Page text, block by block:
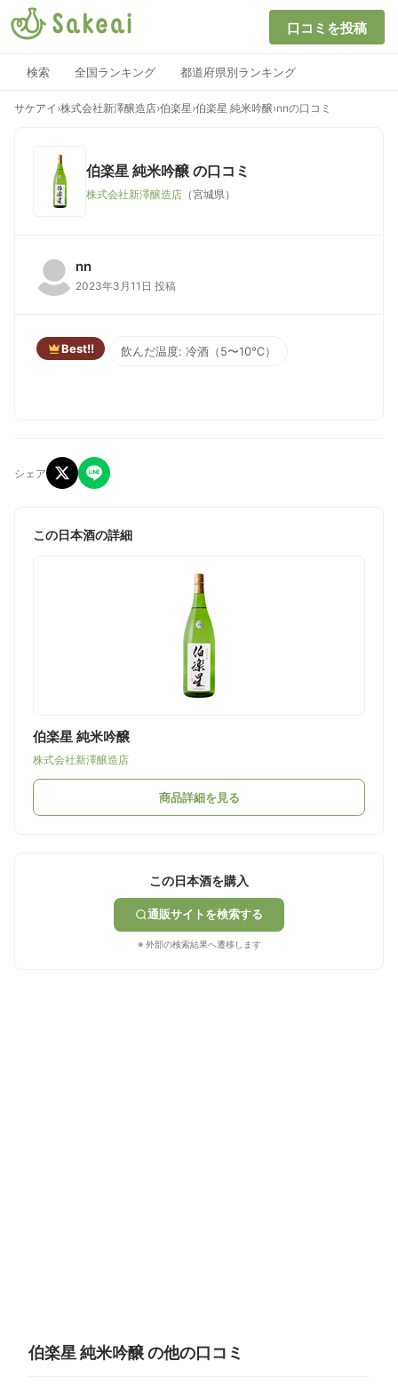
口コミを投稿
検索 全国ランキング 都道府県別ランキング
サケアイ ›株式会社新澤醸造店›伯楽星›伯楽星 純米吟醸›nnの口コミ
伯楽星 純米吟醸 の口コミ
株式会社新澤醸造店 （宮城県）
nn
2023年3月11日 投稿
Best!! 飲んだ温度: 冷酒（5〜10℃）
シェア
この日本酒の詳細
伯楽星 純米吟醸
株式会社新澤醸造店
商品詳細を見る
この日本酒を購入
通販サイトを検索する
※ 外部の検索結果へ遷移します
伯楽星 純米吟醸 の他の口コミ